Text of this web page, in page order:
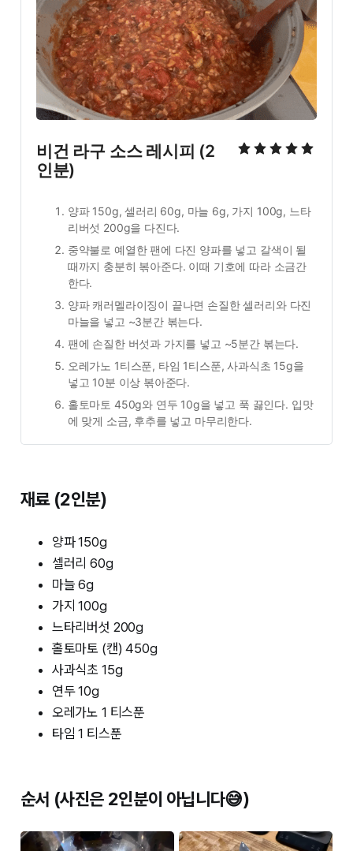
비건 라구 소스 레시피 (2
인분)
양파 150g, 셀러리 60g, 마늘 6g, 가지 100g, 느타
리버섯 200g을 다진다.
중약불로 예열한 팬에 다진 양파를 넣고 갈색이 될
때까지 충분히 볶아준다. 이때 기호에 따라 소금간
한다.
양파 캐러멜라이징이 끝나면 손질한 셀러리와 다진
마늘을 넣고 ~3분간 볶는다.
팬에 손질한 버섯과 가지를 넣고 ~5분간 볶는다.
오레가노 1티스푼, 타임 1티스푼, 사과식초 15g을
넣고 10분 이상 볶아준다.
홀토마토 450g와 연두 10g을 넣고 푹 끓인다. 입맛
에 맞게 소금, 후추를 넣고 마무리한다.
재료 (2인분)
양파 150g
셀러리 60g
마늘 6g
가지 100g
느타리버섯 200g
홀토마토 (캔) 450g
사과식초 15g
연두 10g
오레가노 1 티스푼
타임 1 티스푼
순서 (사진은 2인분이 아닙니다😅)